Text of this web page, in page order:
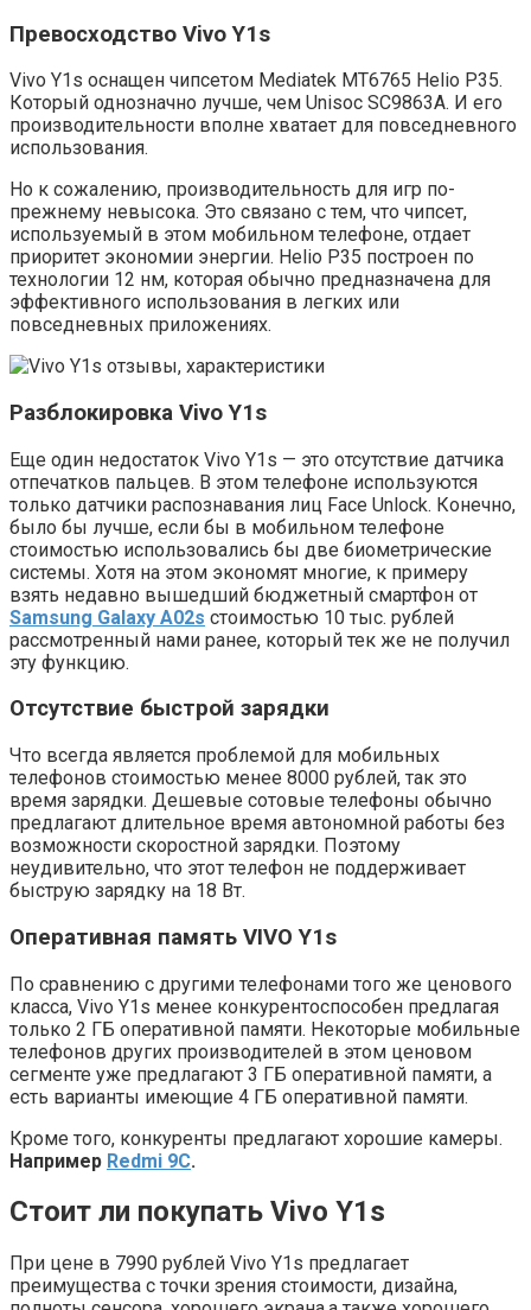
Превосходство Vivo Y1s
Vivo Y1s оснащен чипсетом Mediatek MT6765 Helio P35.
Который однозначно лучше, чем Unisoc SC9863A. И его
производительности вполне хватает для повседневного
использования.
Но к сожалению, производительность для игр по-
прежнему невысока. Это связано с тем, что чипсет,
используемый в этом мобильном телефоне, отдает
приоритет экономии энергии. Helio P35 построен по
технологии 12 нм, которая обычно предназначена для
эффективного использования в легких или
повседневных приложениях.
Разблокировка Vivo Y1s
Еще один недостаток Vivo Y1s — это отсутствие датчика
отпечатков пальцев. В этом телефоне используются
только датчики распознавания лиц Face Unlock. Конечно,
было бы лучше, если бы в мобильном телефоне
стоимостью использовались бы две биометрические
системы. Хотя на этом экономят многие, к примеру
взять недавно вышедший бюджетный смартфон от
Samsung Galaxy A02s стоимостью 10 тыс. рублей
рассмотренный нами ранее, который тек же не получил
эту функцию.
Отсутствие быстрой зарядки
Что всегда является проблемой для мобильных
телефонов стоимостью менее 8000 рублей, так это
время зарядки. Дешевые сотовые телефоны обычно
предлагают длительное время автономной работы без
возможности скоростной зарядки. Поэтому
неудивительно, что этот телефон не поддерживает
быструю зарядку на 18 Вт.
Оперативная память VIVO Y1s
По сравнению с другими телефонами того же ценового
класса, Vivo Y1s менее конкурентоспособен предлагая
только 2 ГБ оперативной памяти. Некоторые мобильные
телефонов других производителей в этом ценовом
сегменте уже предлагают 3 ГБ оперативной памяти, а
есть варианты имеющие 4 ГБ оперативной памяти.
Кроме того, конкуренты предлагают хорошие камеры.
Например Redmi 9C.
Стоит ли покупать Vivo Y1s
При цене в 7990 рублей Vivo Y1s предлагает
преимущества с точки зрения стоимости, дизайна,